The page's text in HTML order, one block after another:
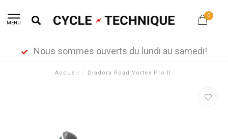
MENU
0
Nous sommes ouverts du lundi au samedi!
Accueil / Diadora Road Vortex Pro II